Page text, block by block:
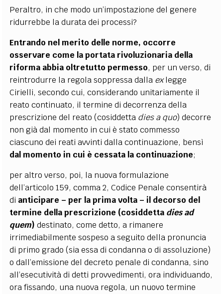
Peraltro, in che modo un’impostazione del genere
ridurrebbe la durata dei processi?
Entrando nel merito delle norme, occorre
osservare come la portata rivoluzionaria della
riforma abbia oltretutto permesso, per un verso, di
reintrodurre la regola soppressa dalla exlegge
Cirielli, secondo cui, considerando unitariamente il
reato continuato, il termine di decorrenza della
prescrizione del reato (cosiddetta dies a quo) decorre
non già dal momento in cui è stato commesso
ciascuno dei reati avvinti dalla continuazione, bensì
dal momento in cui è cessata la continuazione;
per altro verso, poi, la nuova formulazione
dell’articolo 159, comma 2, Codice Penale consentirà
di anticipare – per la prima volta – il decorso del
termine della prescrizione (cosiddetta dies ad
quem)destinato, come detto, a rimanere
irrimediabilmente sospeso a seguito della pronuncia
di primo grado (sia essa di condanna o di assoluzione)
o dall’emissione del decreto penale di condanna, sino
all’esecutività di detti provvedimenti, ora individuando,
ora fissando, una nuova regola, un nuovo termine